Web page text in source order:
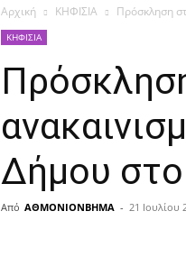
Αρχική ΚΗΦΙΣΙΑ Πρόσκληση
ΚΗΦΙΣΙΑ
Δήμου στο
Από ΑΘΜΟΝΙΟΝΒΗΜΑ - 21 Ιουλίου